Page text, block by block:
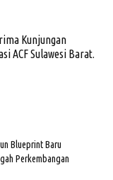
Kunjungan
ACF Sulawesi Barat.
Blueprint Baru
Perkembangan